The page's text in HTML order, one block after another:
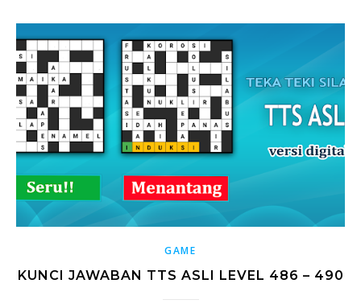
GAME
KUNCI JAWABAN TTS ASLI LEVEL 486 – 490